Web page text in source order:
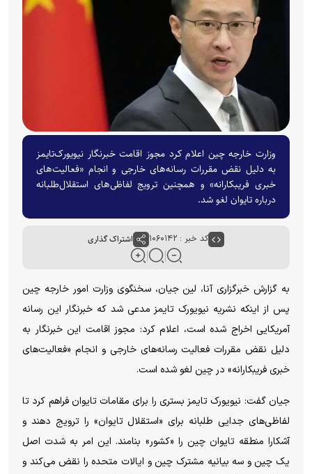
وزارت خارجه چین اعلام کرد مجوز اقامت خبرنگار نیویورک‌تایمز
به دلیل نقض مقررات رسانه‌های خارجی و انجام «فعالیت‌های
خبری فریبکارانه» و همچنین ترویج لفاظی‌های استقلال‌طلبانه
درباره تایوان لغو شد.
کد خبر : ۱۰۶۰۱۴۲ اشتراک گذاری
به گزارش خبرگزاری آنا، لین جیان، سخنگوی وزارت امور خارجه چین
پس از اینکه نشریه نیویورک تایمز مدعی شد که خبرنگار این رسانه
آمریکایی اخراج شده است، اعلام کرد: مجوز اقامت این خبرنگار به
دلیل نقض مقررات فعالیت رسانه‌های خارجی و انجام «فعالیت‌های
خبری فریبکارانه» در چین لغو شده است.
جیان گفت: نیویورک تایمز بستری را برای مقامات تایوان فراهم کرد تا
لفاظی‌های جدایی طلبانه برای «استقلال تایوان» را ترویج دهند و
آشکارا منطقه تایوان چین را «کشور» بنامند. این امر به شدت اصل
یک چین و سه بیانیه مشترک چین و ایالات متحده را نقض می‌کند و